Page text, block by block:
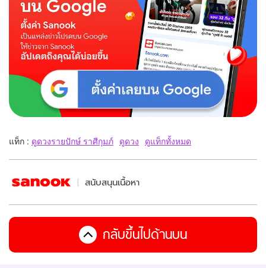
แท็ก : ดูดวงรายปักษ์ ราศีกุมภ์ ดูดวง ดูแท็กทั้งหมด
สนับสนุนเนื้อหา
กลับขึ้นไปด้านบน